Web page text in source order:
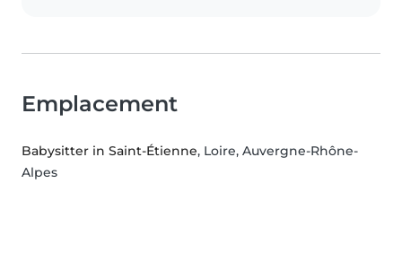
Emplacement
Babysitter in Saint-Étienne, Loire, Auvergne-Rhône-
Alpes